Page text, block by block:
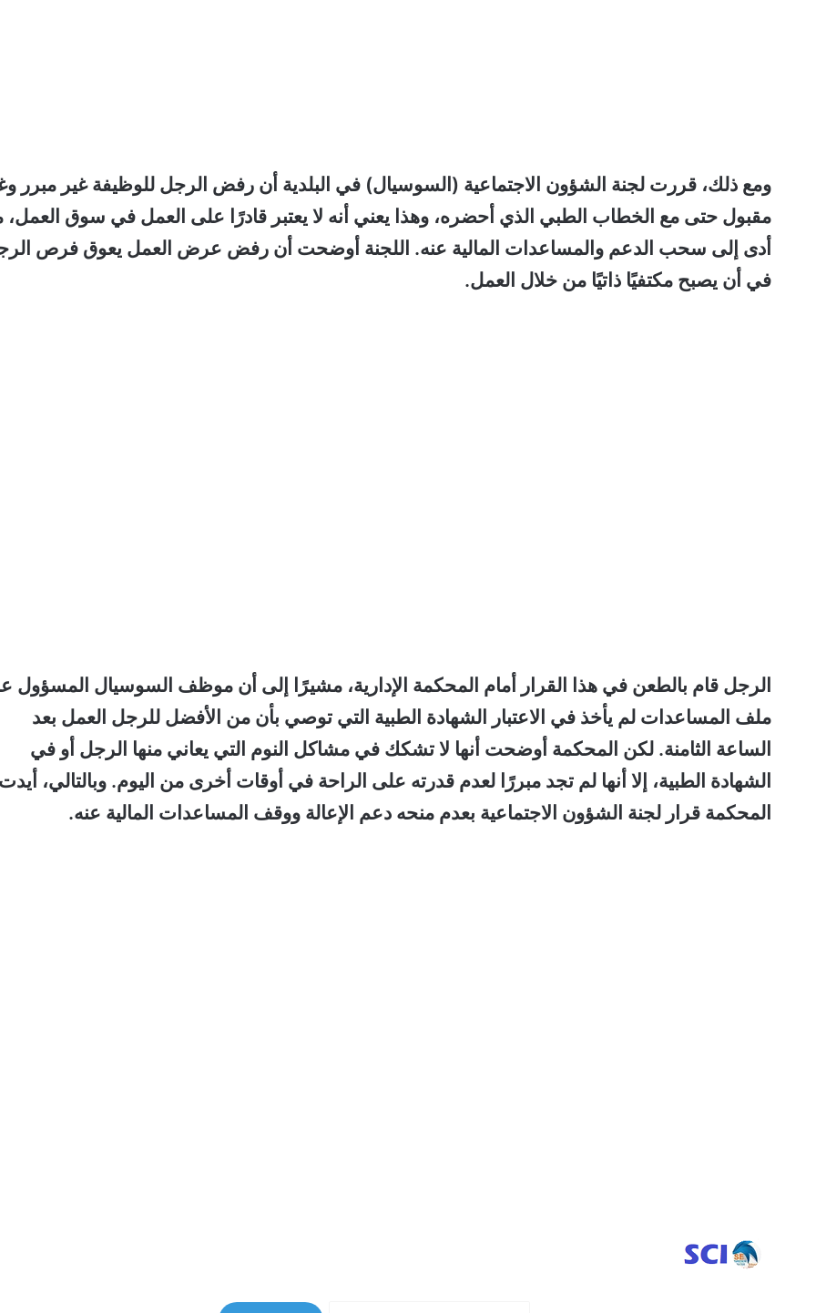
ومع ذلك، قررت لجنة الشؤون الاجتماعية (السوسيال) في البلدية أن رفض الرجل للوظيفة غير مبرر
مقبول حتى مع الخطاب الطبي الذي أحضره، وهذا يعني أنه لا يعتبر قادرًا على العمل في سوق العمل،
أدى إلى سحب الدعم والمساعدات المالية عنه. اللجنة أوضحت أن رفض عرض العمل يعوق فرص
في أن يصبح مكتفيًا ذاتيًا من خلال العمل.
الرجل قام بالطعن في هذا القرار أمام المحكمة الإدارية، مشيرًا إلى أن موظف السوسيال المسؤول
ملف المساعدات لم يأخذ في الاعتبار الشهادة الطبية التي توصي بأن من الأفضل للرجل العمل بعد
الساعة الثامنة. لكن المحكمة أوضحت أنها لا تشكك في مشاكل النوم التي يعاني منها الرجل أو في
الشهادة الطبية، إلا أنها لم تجد مبررًا لعدم قدرته على الراحة في أوقات أخرى من اليوم. وبالتالي، أيدت
المحكمة قرار لجنة الشؤون الاجتماعية بعدم منحه دعم الإعالة ووقف المساعدات المالية عنه.